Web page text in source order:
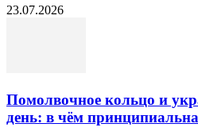
23.07.2026
Помолвочное кольцо и
день: в чём